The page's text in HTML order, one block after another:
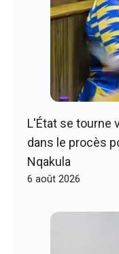
L'État se tourne
dans le procès
Nqakula
6 août 2026